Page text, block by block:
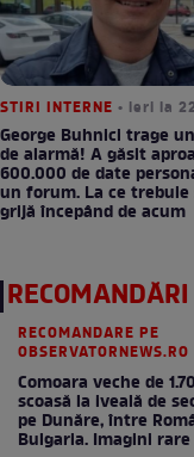
STIRI INTERNE • ieri la
George Buhnici trage
de alarmă! A găsit
600.000 de date
un forum. La ce trebuie
grijă începând de acum
RECOMANDĂRI
RECOMANDARE PE
OBSERVATORNEWS.RO
Comoara veche de
scoasă la iveală de
pe Dunăre, între
Bulgaria. Imagini rare